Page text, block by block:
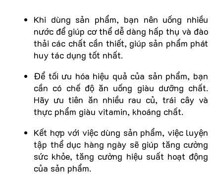
Khi dùng sản phẩm, bạn nên uống nhiều
nước để giúp cơ thể dễ dàng hấp thụ và đào
thải các chất cần thiết, giúp sản phẩm phát
huy tác dụng tốt nhất.
Để tối ưu hóa hiệu quả của sản phẩm, bạn
cần có chế độ ăn uống giàu dưỡng chất.
Hãy ưu tiên ăn nhiều rau củ, trái cây và
thực phẩm giàu vitamin, khoáng chất.
Kết hợp với việc dùng sản phẩm, việc luyện
tập thể dục hàng ngày sẽ giúp tăng cường
sức khỏe, tăng cường hiệu suất hoạt động
của sản phẩm.